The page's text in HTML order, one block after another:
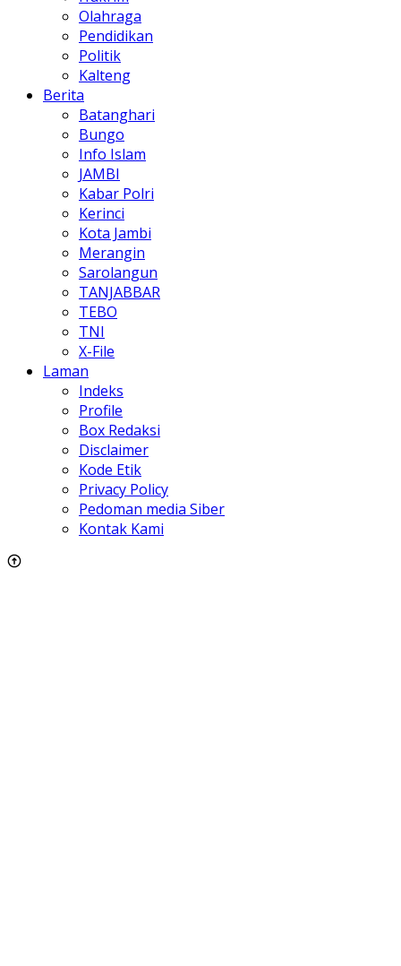
Olahraga
Pendidikan
Politik
Kalteng
Berita
Batanghari
Bungo
Info Islam
JAMBI
Kabar Polri
Kerinci
Kota Jambi
Merangin
Sarolangun
TANJABBAR
TEBO
TNI
X-File
Laman
Indeks
Profile
Box Redaksi
Disclaimer
Kode Etik
Privacy Policy
Pedoman media Siber
Kontak Kami